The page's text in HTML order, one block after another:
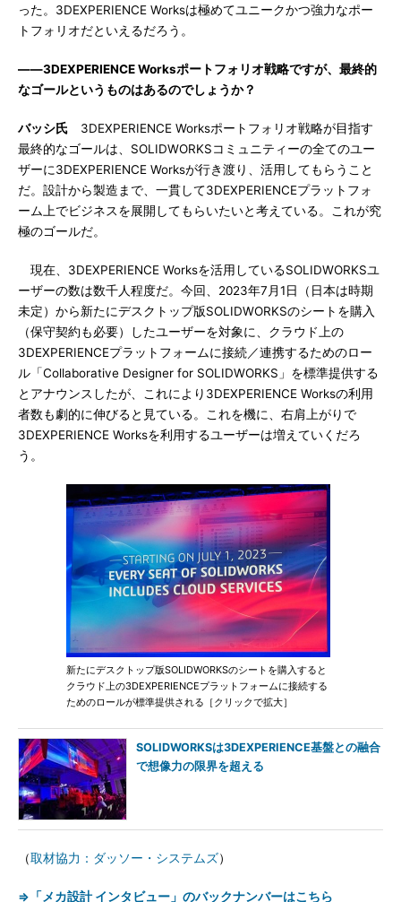
った。3DEXPERIENCE Worksは極めてユニークかつ強力なポー
トフォリオだといえるだろう。
――3DEXPERIENCE Worksポートフォリオ戦略ですが、最終的
なゴールというものはあるのでしょうか？
バッシ氏 3DEXPERIENCE Worksポートフォリオ戦略が目指す
最終的なゴールは、SOLIDWORKSコミュニティーの全てのユー
ザーに3DEXPERIENCE Worksが行き渡り、活用してもらうこと
だ。設計から製造まで、一貫して3DEXPERIENCEプラットフォ
ーム上でビジネスを展開してもらいたいと考えている。これが究
極のゴールだ。
現在、3DEXPERIENCE Worksを活用しているSOLIDWORKSユ
ーザーの数は数千人程度だ。今回、2023年7月1日（日本は時期
未定）から新たにデスクトップ版SOLIDWORKSのシートを購入
（保守契約も必要）したユーザーを対象に、クラウド上の
3DEXPERIENCEプラットフォームに接続／連携するためのロー
ル「Collaborative Designer for SOLIDWORKS」を標準提供する
とアナウンスしたが、これにより3DEXPERIENCE Worksの利用
者数も劇的に伸びると見ている。これを機に、右肩上がりで
3DEXPERIENCE Worksを利用するユーザーは増えていくだろ
う。
新たにデスクトップ版SOLIDWORKSのシートを購入すると
クラウド上の3DEXPERIENCEプラットフォームに接続する
ためのロールが標準提供される［クリックで拡大］
SOLIDWORKSは3DEXPERIENCE基盤との融合
で想像力の限界を超える
（取材協力：ダッソー・システムズ）
⇒「メカ設計 インタビュー」のバックナンバーはこちら